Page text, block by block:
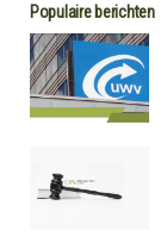
Populaire berichten